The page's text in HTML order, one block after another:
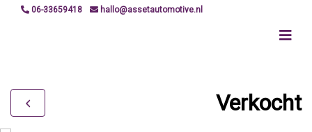
06-33659418 hallo@assetautomotive.nl
Verkocht